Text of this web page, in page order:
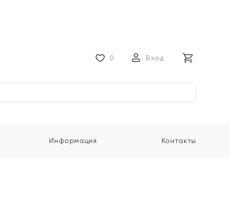
0 Вход
Информация Контакты